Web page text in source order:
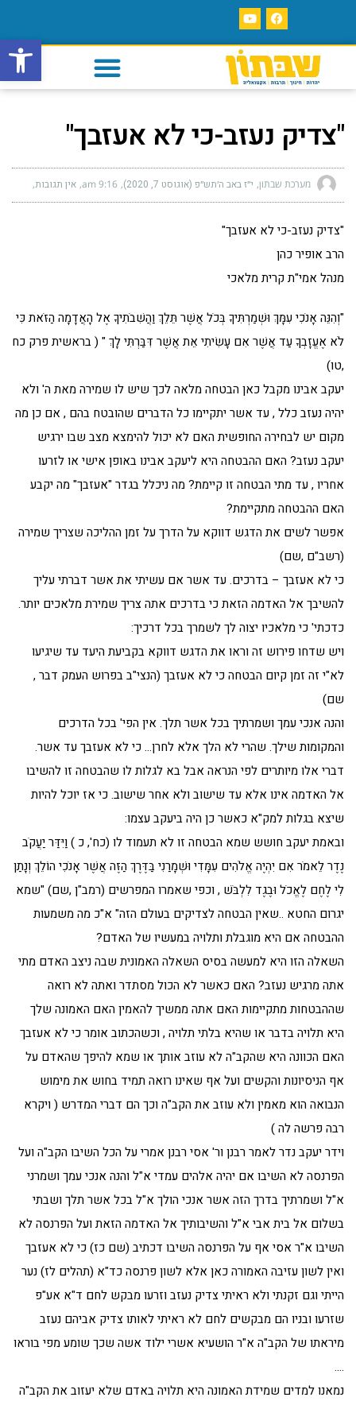
פתח
"צדיק נעזב-כי לא אעזבך"
מערכת שבתון י״ז באב ה׳תש״פ (אוגוסט 7, 2020) 9:16 am אין תגובות
"צדיק נעזב-כי לא אעזבך"
הרב אופיר כהן
מנהל אמי"ת קרית מלאכי
"וְהִנֵּה אָנֹכִי עִמָּךְ וּשְׁמַרְתִּיךָ בְּכֹל אֲשֶׁר תֵּלֵךְ וַהֲשִׁבֹתִיךָ אֶל הָאֲדָמָה הַזֹּאת כִּי
לֹא אֶעֱזָבְךָ עַד אֲשֶׁר אִם עָשִׂיתִי אֵת אֲשֶׁר דִּבַּרְתִּי לָךְ " ( בראשית פרק כח
,טו)
יעקב אבינו מקבל כאן הבטחה מלאה לכך שיש לו שמירה מאת ה' ולא
יהיה נעזב כלל , עד אשר יתקיימו כל הדברים שהובטח בהם , אם כן מה
מקום יש לבחירה החופשית האם לא יכול להימצא מצב שבו ירגיש
יעקב נעזב? האם ההבטחה היא ליעקב אבינו באופן אישי או לזרעו
אחריו , עד מתי הבטחה זו קיימת? מה ניכלל בגדר "אעזבך" מה יקבע
האם ההבטחה מתקיימת?
אפשר לשים את הדגש דווקא על הדרך על זמן ההליכה שצריך שמירה
(רשב"ם ,שם)
כי לא אעזבך – בדרכים. עד אשר אם עשיתי את אשר דברתי עליך
להשיבך אל האדמה הזאת כי בדרכים אתה צריך שמירת מלאכים יותר.
כדכתי' כי מלאכיו יצוה לך לשמרך בכל דרכיך:
ויש שדחו פירוש זה וראו את הדגש דווקא בקביעת היעד עד שיגיעו
לא"י זה זמן קיום הבטחה כי לא אעזבך (הנצי"ב בפרוש העמק דבר ,
שם)
והנה אנכי עמך ושמרתיך בכל אשר תלך. אין הפי' בכל הדרכים
והמקומות שילך. שהרי לא הלך אלא לחרן… כי לא אעזבך עד אשר.
דברי אלו מיותרים לפי הנראה אבל בא לגלות לו שהבטחה זו להשיבו
אל האדמה אינו אלא עד שישוב ולא אחר שישוב. כי אז יוכל להיות
שיצא בגלות למק"א כאשר כן היה ביעקב עצמו:
ובאמת יעקב חושש שמא הבטחה זו לא תעמוד לו (כח', כ ) וַיִּדַּר יַעֲקֹב
נֶדֶר לֵאמֹר אִם יִהְיֶה אֱלֹהִים עִמָּדִי וּשְׁמָרַנִי בַּדֶּרֶךְ הַזֶּה אֲשֶׁר אָנֹכִי הוֹלֵךְ וְנָתַן
לִי לֶחֶם לֶאֱכֹל וּבֶגֶד לִלְבֹּשׁ , וכפי שאמרו המפרשים (רמב"ן ,שם) "שמא
יגרום החטא ..שאין הבטחה לצדיקים בעולם הזה" א"כ מה משמעות
ההבטחה אם היא מוגבלת ותלויה במעשיו של האדם?
השאלה הזו היא למעשה בסיס השאלה האמונית שבה ניצב האדם מתי
אתה מרגיש נעזב? האם כאשר לא הכול מסתדר ואתה לא רואה
שההבטחות מתקיימות האם אתה ממשיך להאמין האם האמונה שלך
היא תלויה בדבר או שהיא בלתי תלויה , וכשהכתוב אומר כי לא אעזבך
האם הכוונה היא שהקב"ה לא עוזב אותך או שמא להיפך שהאדם על
אף הניסיונות והקשים ועל אף שאינו רואה תמיד בחוש את מימוש
הנבואה הוא מאמין ולא עוזב את הקב"ה וכך הם דברי המדרש ( ויקרא
רבה פרשה לה )
וידר יעקב נדר לאמר רבנן ור' אסי רבנן אמרי על הכל השיבו הקב"ה ועל
הפרנסה לא השיבו אם יהיה אלהים עמדי א"ל והנה אנכי עמך ושמרני
א"ל ושמרתיך בדרך הזה אשר אנכי הולך א"ל בכל אשר תלך ושבתי
בשלום אל בית אבי א"ל והשיבותיך אל האדמה הזאת ועל הפרנסה לא
השיבו א"ר אסי אף על הפרנסה השיבו דכתיב (שם כז) כי לא אעזבך
ואין לשון עזיבה האמורה כאן אלא לשון פרנסה כד"א (תהלים לז) נער
הייתי וגם זקנתי ולא ראיתי צדיק נעזב וזרעו מבקש לחם ד"א אע"פ
שזרעו ובניו הם מבקשים לחם לא ראיתי לאותו צדיק אביהם נעזב
מיראתו של הקב"ה א"ר הושעיא אשרי ילוד אשה שכך שומע מפי בוראו
….
נמאנו למדים שמידת האמונה היא תלויה באדם שלא יעזוב את הקב"ה